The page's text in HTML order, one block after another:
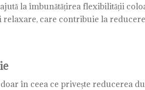
la îmbunătățirea flexibilității
care contribuie la
în ceea ce privește reducerea